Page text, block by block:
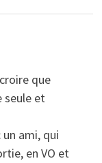
que
seule et
un ami, qui
en VO et